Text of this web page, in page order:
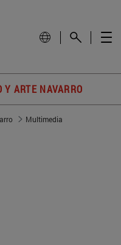
Y ARTE NAVARRO
Multimedia